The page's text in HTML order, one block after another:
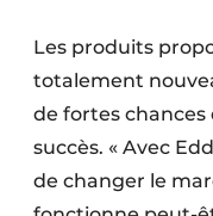
Les produits
totalement
de fortes chances
succès. « Avec
de changer le